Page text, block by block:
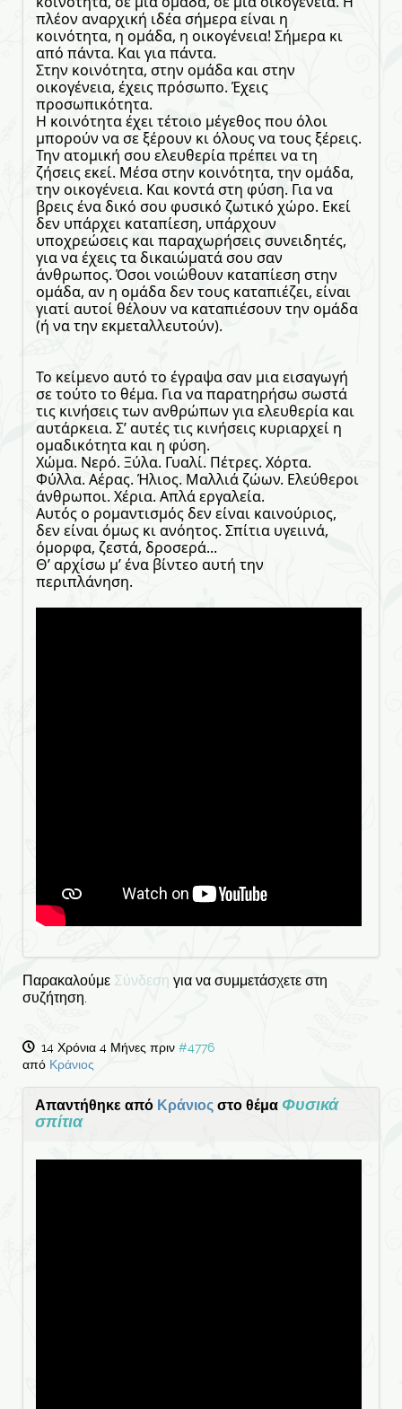
πλέον αναρχική ιδέα σήμερα είναι η
κοινότητα, η ομάδα, η οικογένεια! Σήμερα κι
από πάντα. Και για πάντα.
Στην κοινότητα, στην ομάδα και στην
οικογένεια, έχεις πρόσωπο. Έχεις
προσωπικότητα.
Η κοινότητα έχει τέτοιο μέγεθος που όλοι
μπορούν να σε ξέρουν κι όλους να τους ξέρεις.
Την ατομική σου ελευθερία πρέπει να τη
ζήσεις εκεί. Μέσα στην κοινότητα, την ομάδα,
την οικογένεια. Και κοντά στη φύση. Για να
βρεις ένα δικό σου φυσικό ζωτικό χώρο. Εκεί
δεν υπάρχει καταπίεση, υπάρχουν
υποχρεώσεις και παραχωρήσεις συνειδητές,
για να έχεις τα δικαιώματά σου σαν
άνθρωπος. Όσοι νοιώθουν καταπίεση στην
ομάδα, αν η ομάδα δεν τους καταπιέζει, είναι
γιατί αυτοί θέλουν να καταπιέσουν την ομάδα
(ή να την εκμεταλλευτούν).
Το κείμενο αυτό το έγραψα σαν μια εισαγωγή
σε τούτο το θέμα. Για να παρατηρήσω σωστά
τις κινήσεις των ανθρώπων για ελευθερία και
αυτάρκεια. Σ’ αυτές τις κινήσεις κυριαρχεί η
ομαδικότητα και η φύση.
Χώμα. Νερό. Ξύλα. Γυαλί. Πέτρες. Χόρτα.
Φύλλα. Αέρας. Ήλιος. Μαλλιά ζώων. Ελεύθεροι
άνθρωποι. Χέρια. Απλά εργαλεία.
Αυτός ο ρομαντισμός δεν είναι καινούριος,
δεν είναι όμως κι ανόητος. Σπίτια υγειινά,
όμορφα, ζεστά, δροσερά...
Θ’ αρχίσω μ’ ένα βίντεο αυτή την
περιπλάνηση.
Παρακαλούμε Σύνδεση για να συμμετάσχετε στη
συζήτηση.
14 Χρόνια 4 Μήνες πριν #4776
από Κράνιος
Απαντήθηκε από Κράνιος στο θέμα Φυσικά
σπίτια